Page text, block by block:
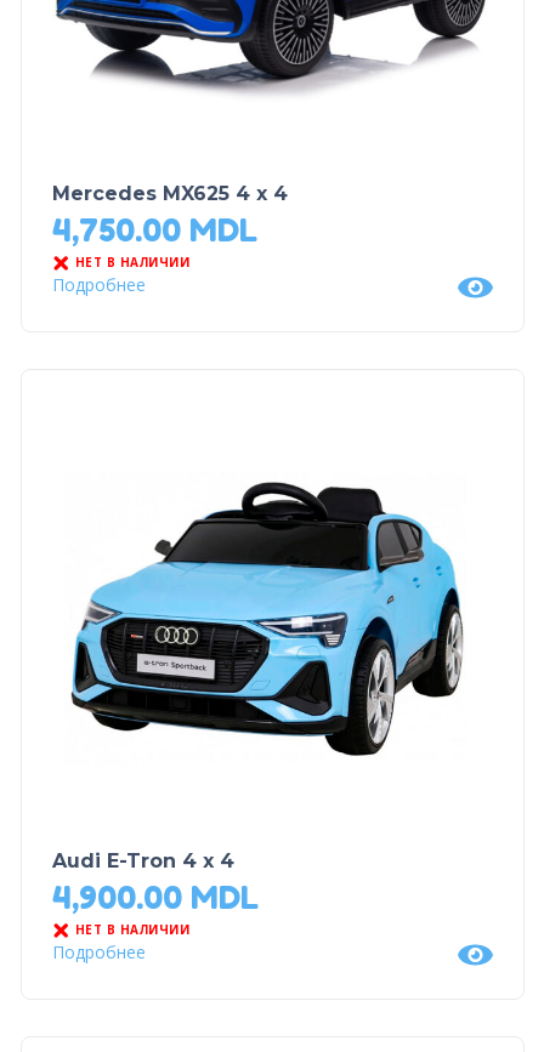
Mercedes MX625 4 x 4
4,750.00 MDL
НЕТ В НАЛИЧИИ
Подробнее
Audi E-Tron 4 x 4
4,900.00 MDL
НЕТ В НАЛИЧИИ
Подробнее